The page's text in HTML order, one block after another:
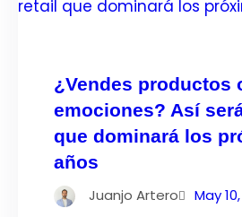
¿Vendes productos
emociones? Así
que dominará los
años
Juanjo Artero May